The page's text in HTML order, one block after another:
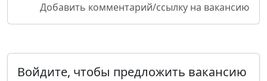
Добавить комментарий/ссылку на вакансию
Войдите, чтобы предложить вакансию